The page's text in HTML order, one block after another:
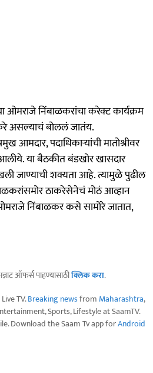
निंबाळकरांचा करेक्ट कार्यक्रम
असल्याचं बोललं जातंय.
आमदार, पदाधिकाऱ्यांची मातोश्रीवर
या बैठकीत बंडखोर खासदार
जाण्याची शक्यता आहे. त्यामुळे पुढील
ठाकरेसेनेचं मोठं आव्हान
निंबाळकर कसे सामोरे जातात,
ऑफर्स पाहण्यासाठीक्लिक करा.
TV.Breaking newsfrom Maharashtra,
Sports, Lifestyle at SaamTV.
Download the Saam Tv app forAndroid